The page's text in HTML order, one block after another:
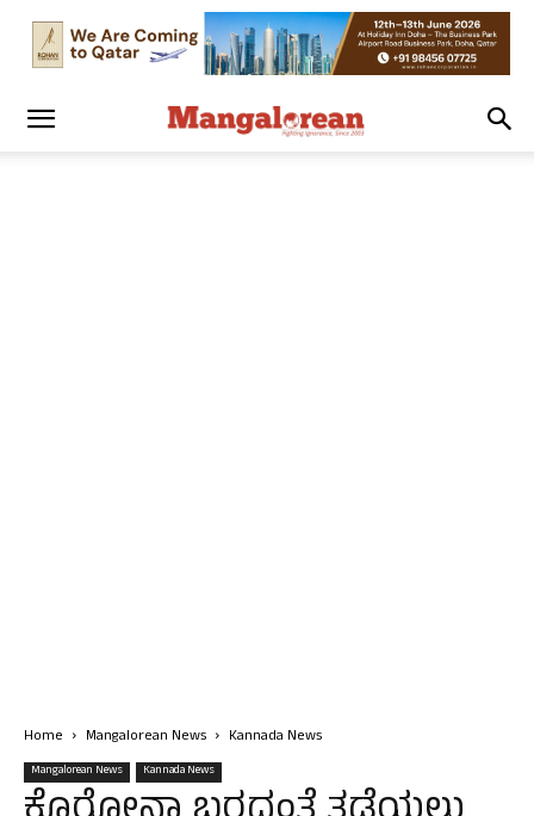
Home Mangalorean News Kannada News
Mangalorean News Kannada News